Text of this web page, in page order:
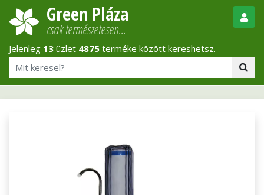
Green Pláza
csak természetesen…
Jelenleg 13 üzlet 4875 terméke között kereshetsz.